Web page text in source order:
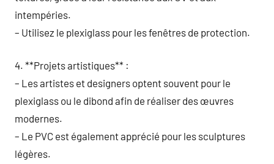
intempéries.
– Utilisez le plexiglass pour les fenêtres de protection.
4. **Projets artistiques** :
– Les artistes et designers optent souvent pour le
plexiglass ou le dibond afin de réaliser des œuvres
modernes.
– Le PVC est également apprécié pour les sculptures
légères.